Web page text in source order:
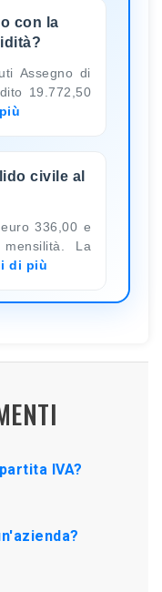
con la
Assegno di
19.772,50
civile al
336,00 e
La
di più
IVA?